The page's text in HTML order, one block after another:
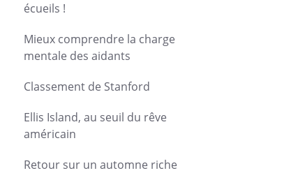
écueils !
Mieux comprendre la charge
mentale des aidants
Classement de Stanford
Ellis Island, au seuil du rêve
américain
Retour sur un automne riche